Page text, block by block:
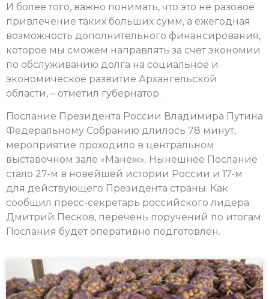
И более того, важно понимать, что это не разовое
привлечение таких больших сумм, а ежегодная
возможность дополнительного финансирования,
которое мы сможем направлять за счет экономии
по обслуживанию долга на социальное и
экономическое развитие Архангельской
области, – отметил губернатор.
Послание Президента России Владимира Путина
Федеральному Собранию длилось 78 минут,
мероприятие проходило в центральном
выставочном зале «Манеж». Нынешнее Послание
стало 27-м в новейшей истории России и 17-м
для действующего Президента страны. Как
сообщил пресс-секретарь российского лидера
Дмитрий Песков, перечень поручений по итогам
Послания будет оперативно подготовлен.